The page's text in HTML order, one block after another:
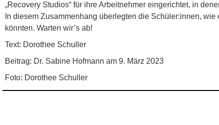
„Recovery Studios“ für ihre Arbeitnehmer eingerichtet, in
In diesem Zusammenhang überlegten die Schüler:innen,
könnten. Warten wir’s ab!
Text: Dorothee Schuller
Beitrag: Dr. Sabine Hofmann am 9. März 2023
Foto: Dorothee Schuller